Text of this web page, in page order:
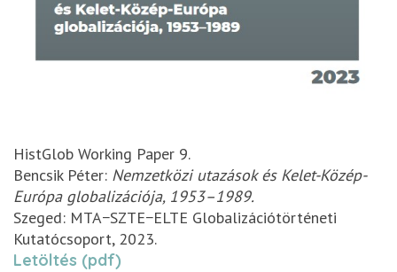
HistGlob Working Paper 9.
Bencsik Péter: Nemzetközi utazások és Kelet-Közép-
Európa globalizációja, 1953–1989.
Szeged: MTA−SZTE−ELTE Globalizációtörténeti
Kutatócsoport, 2023.
Letöltés (pdf)